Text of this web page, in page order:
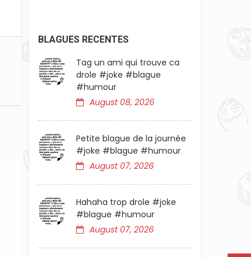
BLAGUES RECENTES
Tag un ami qui trouve ca
drole #joke #blague
#humour
August 08, 2026
Petite blague de la journée
#joke #blague #humour
August 07, 2026
Hahaha trop drole #joke
#blague #humour
August 07, 2026